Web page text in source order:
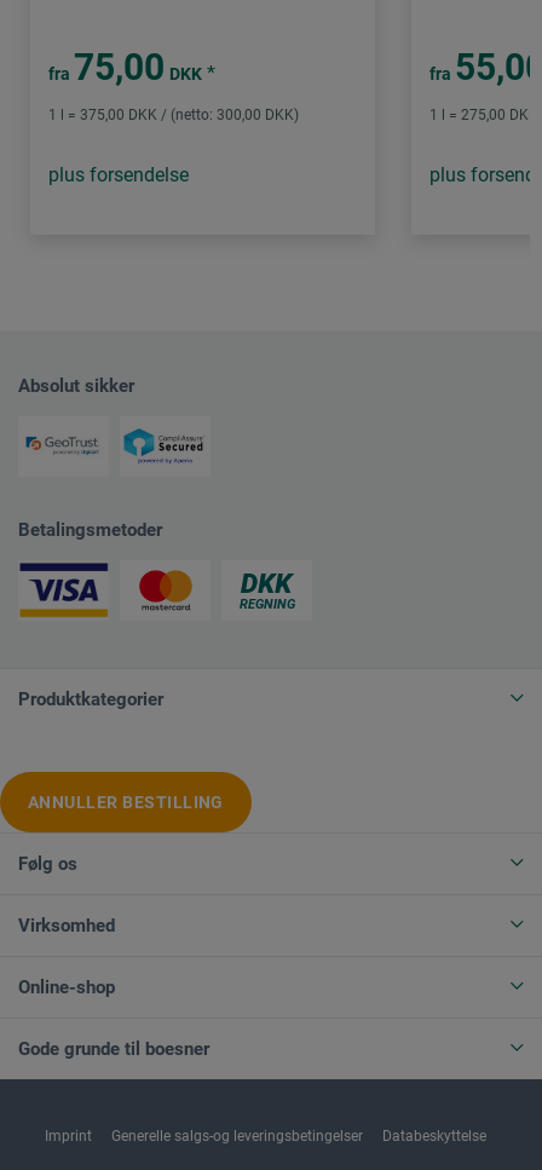
fra 75,00 DKK *
1 l = 375,00 DKK / (netto: 300,00 DKK)
plus forsendelse
fra
1 l = 275,00
plus
Absolut sikker
Betalingsmetoder
Produktkategorier
ANNULLER BESTILLING
Følg os
Virksomhed
Online-shop
Gode grunde til boesner
Imprint Generelle salgs-og leveringsbetingelser Databeskyttelse